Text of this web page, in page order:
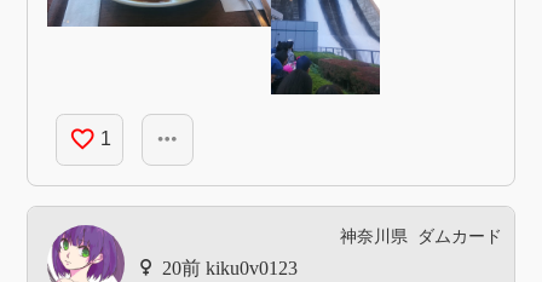
favorite_border 1 more_horiz
神奈川県 ダムカード
kiku0v0123